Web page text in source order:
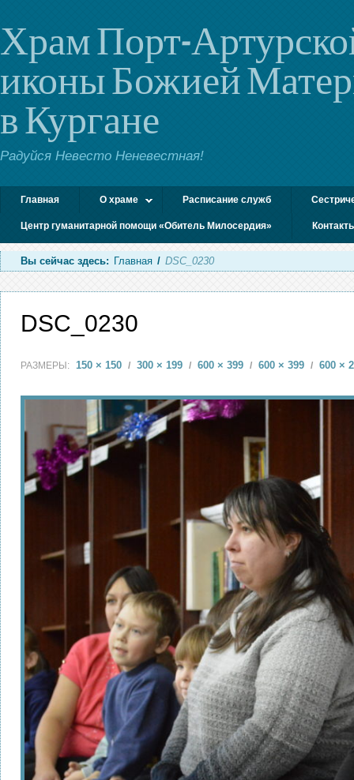
Храм Порт-
иконы Божией
в Кургане
Радуйся Невесто Неневестная!
Главная О храме Расписание служб
Центр гуманитарной помощи «Обитель Милосердия»
Вы сейчас здесь: Главная / DSC_0230
DSC_0230
РАЗМЕРЫ: 150 × 150 / 300 × 199 / 600 × 399 / 600 × 399 / 600 ×